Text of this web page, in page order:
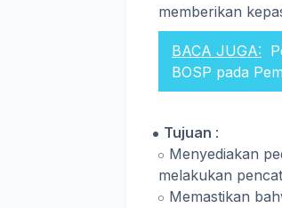
memberikan
BACA JUGA:
BOSP pada
Tujuan :
Menyediakan
melakukan
Memastikan